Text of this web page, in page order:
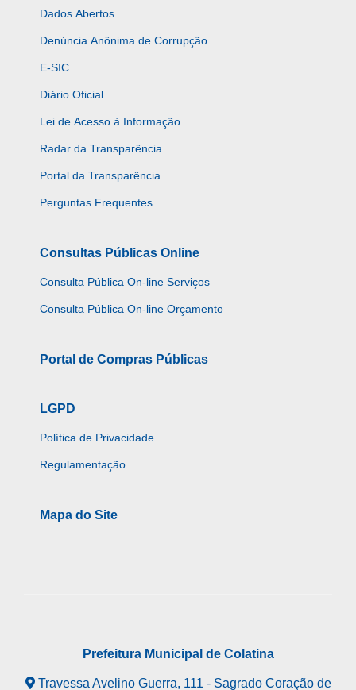
Dados Abertos
Denúncia Anônima de Corrupção
E-SIC
Diário Oficial
Lei de Acesso à Informação
Radar da Transparência
Portal da Transparência
Perguntas Frequentes
Consultas Públicas Online
Consulta Pública On-line Serviços
Consulta Pública On-line Orçamento
Portal de Compras Públicas
LGPD
Política de Privacidade
Regulamentação
Mapa do Site
Prefeitura Municipal de Colatina
Travessa Avelino Guerra, 111 - Sagrado Coração de